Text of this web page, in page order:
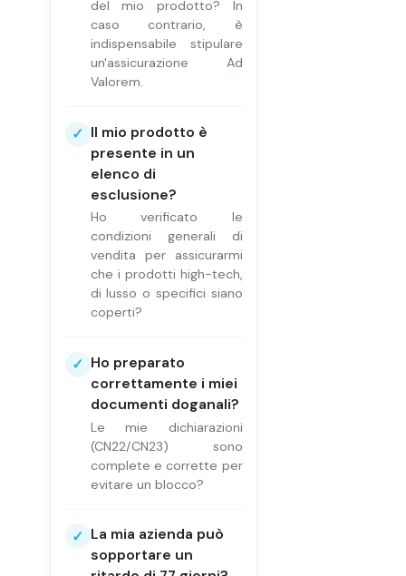
del mio prodotto? In
caso contrario, è
indispensabile stipulare
un'assicurazione Ad
Valorem.
✓ Il mio prodotto è
presente in un
elenco di
esclusione?
Ho verificato le
condizioni generali di
vendita per assicurarmi
che i prodotti high-tech,
di lusso o specifici siano
coperti?
✓ Ho preparato
correttamente i miei
documenti doganali?
Le mie dichiarazioni
(CN22/CN23) sono
complete e corrette per
evitare un blocco?
✓ La mia azienda può
sopportare un